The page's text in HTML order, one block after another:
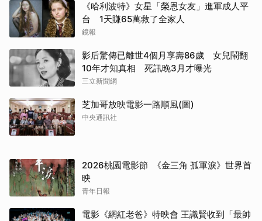
《哈利波特》女星「榮恩女友」進軍成人平
台 1天賺65萬救了全家人
鏡報
影后驚傳已離世4個月享壽86歲 女兒鬧翻
10年才知真相 死訊晚3月才曝光
三立新聞網
芝加哥放映電影一路順風(圖)
中央通訊社
2026桃園電影節 《金三角 孤軍淚》世界首
映
青年日報
電影《網紅老爸》特映會 王識賢收到「最帥